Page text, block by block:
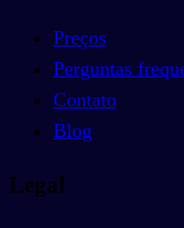
Preços
Perguntas
Contato
Blog
Legal